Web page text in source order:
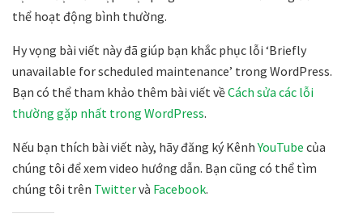
thể hoạt động bình thường.
Hy vọng bài viết này đã giúp bạn khắc phục lỗi ‘Briefly
unavailable for scheduled maintenance’ trong WordPress.
Bạn có thể tham khảo thêm bài viết vềCách sửa các lỗi
thường gặp nhất trong WordPress.
Nếu bạn thích bài viết này, hãy đăng ký KênhYouTube của
chúng tôi để xem video hướng dẫn. Bạn cũng có thể tìm
chúng tôi trên Twittervà Facebook.